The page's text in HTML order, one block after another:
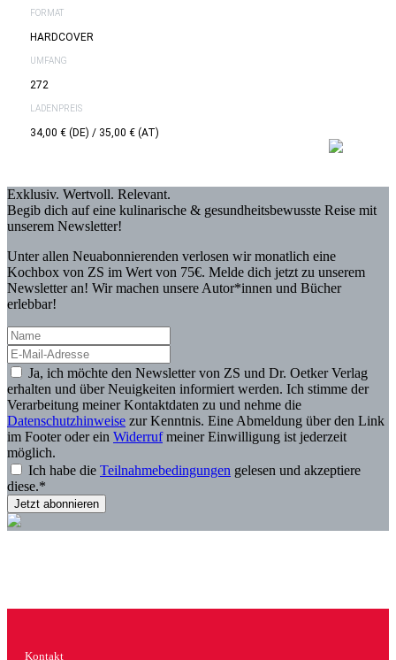
FORMAT
HARDCOVER
UMFANG
272
LADENPREIS
34,00 € (DE) / 35,00 € (AT)
Exklusiv. Wertvoll. Relevant.
Begib dich auf eine kulinarische & gesundheitsbewusste Reise mit
unserem Newsletter!
Unter allen Neuabonnierenden verlosen wir monatlich eine
Kochbox von ZS im Wert von 75€. Melde dich jetzt zu unserem
Newsletter an! Wir machen unsere Autor*innen und Bücher
erlebbar!
Ja, ich möchte den Newsletter von ZS und Dr. Oetker Verlag
erhalten und über Neuigkeiten informiert werden. Ich stimme der
Verarbeitung meiner Kontaktdaten zu und nehme die
Datenschutzhinweise zur Kenntnis. Eine Abmeldung über den Link
im Footer oder ein Widerrufmeiner Einwilligung ist jederzeit
möglich.
Ich habe die Teilnahmebedingungen gelesen und akzeptiere
diese.*
Kontakt